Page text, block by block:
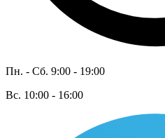
Пн. - Сб. 9:00 - 19:00
Вс. 10:00 - 16:00